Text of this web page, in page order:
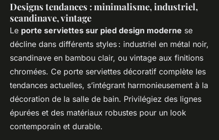
Designs tendances : minimalisme, industriel,
scandinave, vintage
Le porte serviettes sur pied design moderne se
décline dans différents styles : industriel en métal noir,
scandinave en bambou clair, ou vintage aux finitions
chromées. Ce porte serviettes décoratif complète les
tendances actuelles, s’intégrant harmonieusement à la
décoration de la salle de bain. Privilégiez des lignes
épurées et des matériaux robustes pour un look
contemporain et durable.